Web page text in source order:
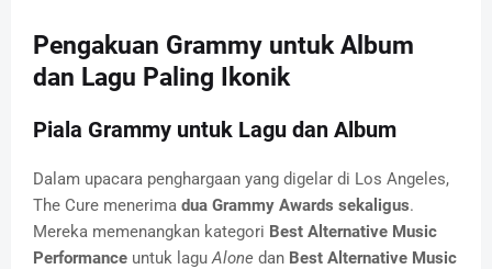
Pengakuan Grammy untuk Album
dan Lagu Paling Ikonik
Piala Grammy untuk Lagu dan Album
Dalam upacara penghargaan yang digelar di Los Angeles,
The Cure menerima dua Grammy Awards sekaligus.
Mereka memenangkan kategori Best Alternative Music
Performance untuk laguAlone dan Best Alternative Music